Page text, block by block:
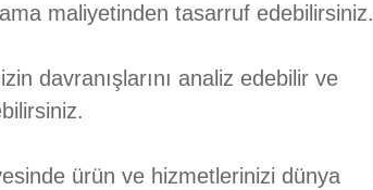
maliyetinden tasarruf edebilirsiniz.
davranışlarını analiz edebilir ve
ürün ve hizmetlerinizi dünya